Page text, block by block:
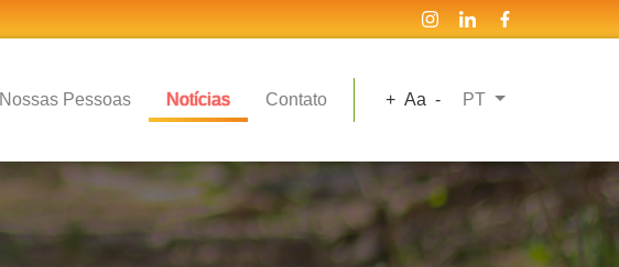
Nossas Pessoas Notícias Contato + Aa - PT